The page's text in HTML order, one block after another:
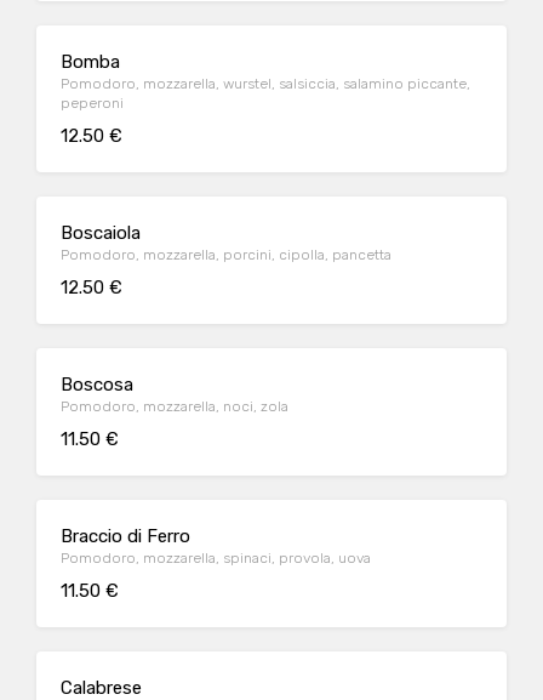
Bomba
Pomodoro, mozzarella, wurstel, salsiccia, salamino piccante,
peperoni
12.50 €
Boscaiola
Pomodoro, mozzarella, porcini, cipolla, pancetta
12.50 €
Boscosa
Pomodoro, mozzarella, noci, zola
11.50 €
Braccio di Ferro
Pomodoro, mozzarella, spinaci, provola, uova
11.50 €
Calabrese